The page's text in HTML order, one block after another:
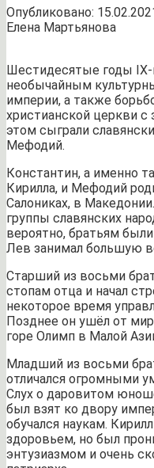
Опубликовано:
Елена Мартьянова
Шестидесятые годы
необычайным
империи, а также
христианской церкви
этом сыграли
Мефодий.
Константин, а именно
Кирилла, и Мефодий
Салониках, в
группы славянских
вероятно, братьям
Лев занимал большую
Старший из восьми
стопам отца и начал
некоторое время
Позднее он ушёл от
горе Олимп в Малой
Младший из восьми
отличался огромными
Слух о даровитом
был взят ко двору
обучался наукам.
здоровьем, но был
энтузиазмом и очень